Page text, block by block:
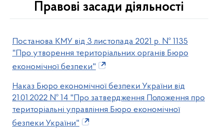
Правові засади діяльності
Постанова КМУ від 3 листопада 2021 р. № 1135
"Про утворення територіальних органів Бюро
економічної безпеки"
Наказ Бюро економічної безпеки України від
21.01.2022 № 14 "Про затвердження Положення про
територіальні управління Бюро економічної
безпеки України"